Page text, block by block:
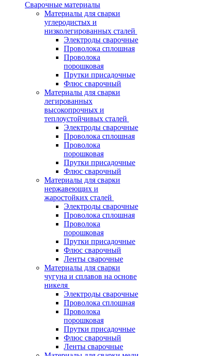
Сварочные материалы
Материалы для сварки
углеродистых и
низколегированных сталей
Электроды сварочные
Проволока сплошная
Проволока
порошковая
Прутки присадочные
Флюс сварочный
Материалы для сварки
легированных
высокопрочных и
теплоустойчивых сталей
Электроды сварочные
Проволока сплошная
Проволока
порошковая
Прутки присадочные
Флюс сварочный
Материалы для сварки
нержавеющих и
жаростойких сталей
Электроды сварочные
Проволока сплошная
Проволока
порошковая
Прутки присадочные
Флюс сварочный
Ленты сварочные
Материалы для сварки
чугуна и сплавов на основе
никеля
Электроды сварочные
Проволока сплошная
Проволока
порошковая
Прутки присадочные
Флюс сварочный
Ленты сварочные